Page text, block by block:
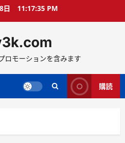
日 11:17:37 PM
ロモーションを含みます
購読